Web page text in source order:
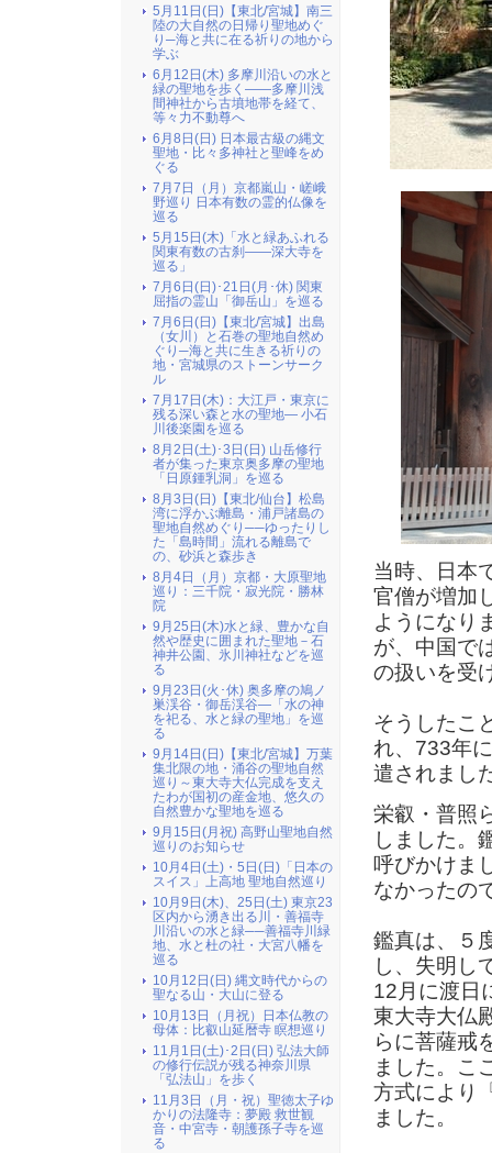
当時、日本
官僧が増加
ようになり
が、中国で
の扱いを受
そうしたこ
れ、733年
遣されまし
栄叡・普照
しました。
呼びかけま
なかったの
鑑真は、５
し、失明し
12月に渡日
東大寺大仏
らに菩薩戒
ました。こ
方式により
ました。
5月11日(日)【東北/宮城】南三
陸の大自然の日帰り聖地めぐ
り─海と共に在る祈りの地から
学ぶ
6月12日(木) 多摩川沿いの水と
緑の聖地を歩く――多摩川浅
間神社から古墳地帯を経て、
等々力不動尊へ
6月8日(日) 日本最古級の縄文
聖地・比々多神社と聖峰をめ
ぐる
7月7日（月）京都嵐山・嵯峨
野巡り 日本有数の霊的仏像を
巡る
5月15日(木)「水と緑あふれる
関東有数の古刹――深大寺を
巡る」
7月6日(日)･21日(月･休) 関東
屈指の霊山「御岳山」を巡る
7月6日(日)【東北/宮城】出島
（女川）と石巻の聖地自然め
ぐり─海と共に生きる祈りの
地・宮城県のストーンサーク
ル
7月17日(木)：大江戸・東京に
残る深い森と水の聖地― 小石
川後楽園を巡る
8月2日(土)･3日(日) 山岳修行
者が集った東京奥多摩の聖地
「日原鍾乳洞」を巡る
8月3日(日)【東北/仙台】松島
湾に浮かぶ離島・浦戸諸島の
聖地自然めぐり──ゆったりし
た「島時間」流れる離島で
の、砂浜と森歩き
8月4日（月）京都・大原聖地
巡り：三千院・寂光院・勝林
院
9月25日(木)水と緑、豊かな自
然や歴史に囲まれた聖地－石
神井公園、氷川神社などを巡
る
9月23日(火･休) 奥多摩の鳩ノ
巣渓谷・御岳渓谷―「水の神
を祀る、水と緑の聖地」を巡
る
9月14日(日)【東北/宮城】万葉
集北限の地・涌谷の聖地自然
巡り～東大寺大仏完成を支え
たわが国初の産金地、悠久の
自然豊かな聖地を巡る
9月15日(月祝) 高野山聖地自然
巡りのお知らせ
10月4日(土)・5日(日)「日本の
スイス」上高地 聖地自然巡り
10月9日(木)、25日(土) 東京23
区内から湧き出る川・善福寺
川沿いの水と緑──善福寺川緑
地、水と杜の社・大宮八幡を
巡る
10月12日(日) 縄文時代からの
聖なる山・大山に登る
10月13日（月祝）日本仏教の
母体：比叡山延暦寺 瞑想巡り
11月1日(土)･2日(日) 弘法大師
の修行伝説が残る神奈川県
「弘法山」を歩く
11月3日（月・祝）聖徳太子ゆ
かりの法隆寺：夢殿 救世観
音・中宮寺・朝護孫子寺を巡
る